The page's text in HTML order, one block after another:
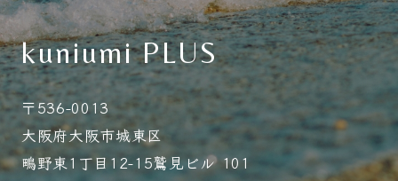
kuniumi PLUS
〒536-0013
大阪府大阪市城東区
鴫野東1丁目12-15鷲見ビル 101